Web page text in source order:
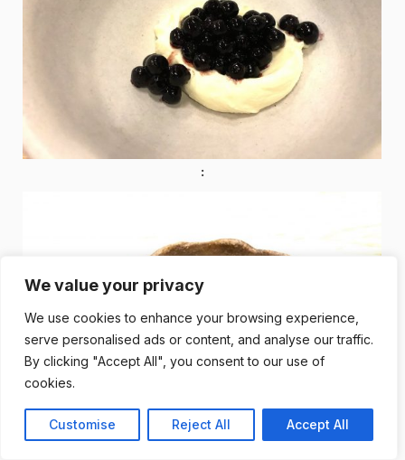
We value your privacy
We use cookies to enhance your browsing experience,
serve personalised ads or content, and analyse our traffic.
By clicking "Accept All", you consent to our use of
cookies.
Customise Reject All Accept All